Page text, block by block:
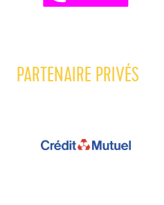
PARTENAIRE PRIVÉS